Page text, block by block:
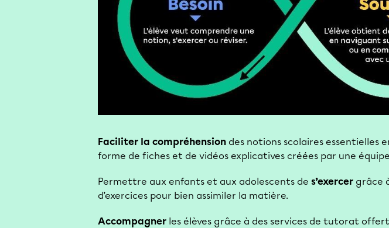
Faciliter la compréhension des notions scolaires essentielles
forme de fiches et de vidéos explicatives créées par une
Permettre aux enfants et aux adolescents de s’exercer grâce
d’exercices pour bien assimiler la matière.
Accompagner les élèves grâce à des services de tutorat